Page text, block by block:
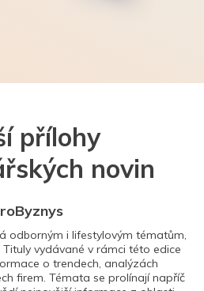
přílohy
novin
odborným i lifestylovým tématům,
vydávané v rámci této edice
o trendech, analýzách
firem. Témata se prolínají napříč